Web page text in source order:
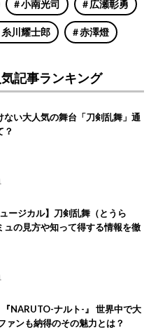
小南光司 広瀬彰勇
糸川耀士郎 赤澤燈
記事ランキング
ない大人気の舞台「刀剣乱舞」通
？
ージカル】刀剣乱舞（とうら
ュの見方や知って得する情報を徹
NARUTO-ナルト-』 世界中で大
ァンも納得のその魅力とは？